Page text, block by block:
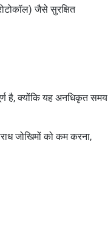
जैसे सुरक्षित
है, क्योंकि यह अनधिकृत समय
जोखिमों को कम करना,